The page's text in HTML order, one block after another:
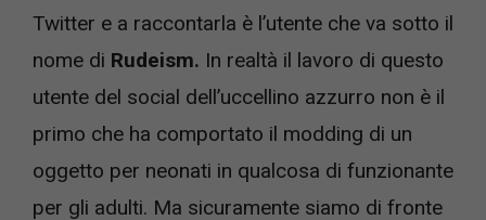
Twitter e a raccontarla è l’utente che va sotto il
nome di Rudeism. In realtà il lavoro di questo
utente del social dell’uccellino azzurro non è il
primo che ha comportato il modding di un
oggetto per neonati in qualcosa di funzionante
per gli adulti. Ma sicuramente siamo di fronte